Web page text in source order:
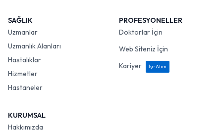
SAĞLIK
Uzmanlar
Uzmanlık Alanları
Hastalıklar
Hizmetler
Hastaneler
PROFESYONELLER
Doktorlar İçin
Web Siteniz İçin
Kariyer
İşe Alım
KURUMSAL
Hakkımızda